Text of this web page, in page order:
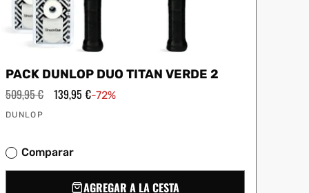
PACK DUNLOP DUO TITAN VERDE 2
Precio
habitual
509,95 € Precio
de
139,95 €-72%
Proveedor:
DUNLOP
Comparar
AGREGAR A LA CESTA